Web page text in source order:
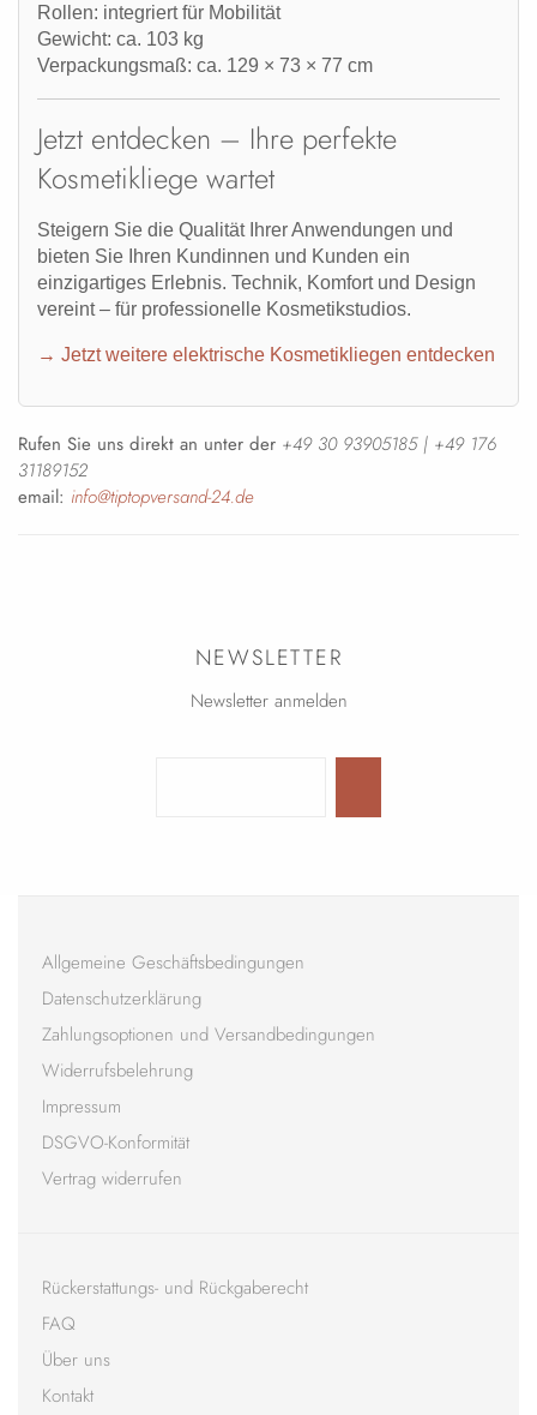
Rollen: integriert für Mobilität
Gewicht: ca. 103 kg
Verpackungsmaß: ca. 129 × 73 × 77 cm
Jetzt entdecken – Ihre perfekte
Kosmetikliege wartet
Steigern Sie die Qualität Ihrer Anwendungen und
bieten Sie Ihren Kundinnen und Kunden ein
einzigartiges Erlebnis. Technik, Komfort und Design
vereint – für professionelle Kosmetikstudios.
→ Jetzt weitere elektrische Kosmetikliegen entdecken
Rufen Sie uns direkt an unter der +49 30 93905185 | +49 176
31189152
email: info@tiptopversand-24.de
NEWSLETTER
Newsletter anmelden
Allgemeine Geschäftsbedingungen
Datenschutzerklärung
Zahlungsoptionen und Versandbedingungen
Widerrufsbelehrung
Impressum
DSGVO-Konformität
Vertrag widerrufen
Rückerstattungs- und Rückgaberecht
FAQ
Über uns
Kontakt